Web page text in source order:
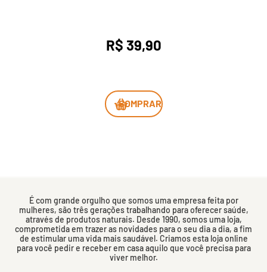
R$ 39,90
COMPRAR
É com grande orgulho que somos uma empresa feita por
mulheres, são três gerações trabalhando para oferecer saúde,
através de produtos naturais. Desde 1990, somos uma loja,
comprometida em trazer as novidades para o seu dia a dia, a fim
de estimular uma vida mais saudável. Criamos esta loja online
para você pedir e receber em casa aquilo que você precisa para
viver melhor.